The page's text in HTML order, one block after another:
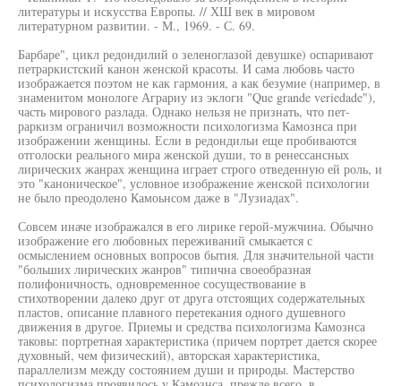
литературы и искусства Европы. // ХШ век в мировом
литературном развитии. - М., 1969. - С. 69.
Барбаре", цикл редондилий о зеленоглазой девушке) оспаривают
петраркистский канон женской красоты. И сама любовь часто
изображается поэтом не как гармония, а как безумие (например, в
знаменитом монологе Аграриу из эклоги "Que grande veriedade"),
часть мирового разлада. Однако нельзя не признать, что пет-
раркизм ограничил возможности психологизма Камознса при
изображении женщины. Если в редондильи еще пробиваются
отголоски реального мира женской души, то в ренессансных
лирических жанрах женщина играет строго отведенную ей роль, и
это "каноническое", условное изображение женской психологии
не было преодолено Камоьнсом даже в "Лузиадах".
Совсем иначе изображался в его лирике герой-мужчина. Обычно
изображение его любовных переживаний смыкается с
осмыслением основных вопросов бытия. Для значительной части
"больших лирических жанров" типична своеобразная
полифоничность, одновременное сосуществование в
стихотворении далеко друг от друга отстоящих содержательных
пластов, описание плавного перетекания одного душевного
движения в другое. Приемы и средства психологизма Камознса
таковы: портретная характеристика (причем портрет дается скорее
духовный, чем физический), авторская характеристика,
параллелизм между состоянием души и природы. Мастерство